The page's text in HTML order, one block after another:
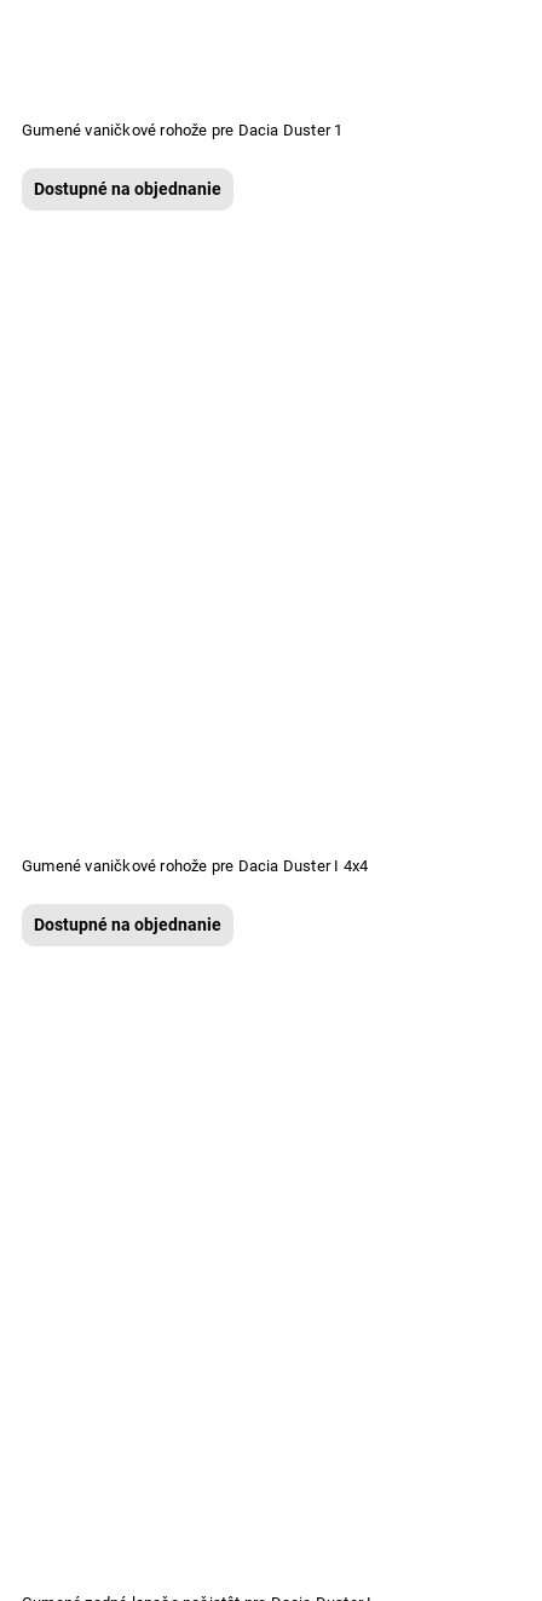
Gumené vaničkové rohože pre Dacia Duster 1
Dostupné na objednanie
Gumené vaničkové rohože pre Dacia Duster I 4x4
Dostupné na objednanie